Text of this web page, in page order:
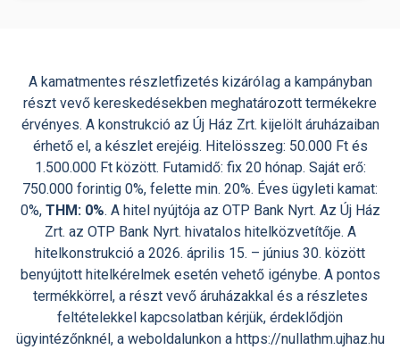
A kamatmentes részletfizetés kizáróIag a kampányban
részt vevő kereskedésekben meghatározott termékekre
érvényes. A konstrukció az Új Ház Zrt. kijelölt áruházaiban
érhető el, a készlet erejéig. Hitelösszeg: 50.000 Ft és
1.500.000 Ft között. Futamidő: fix 20 hónap. Saját erő:
750.000 forintig 0%, felette min. 20%. Éves ügyleti kamat:
0%, THM: 0%. A hitel nyújtója az OTP Bank Nyrt. Az Új Ház
Zrt. az OTP Bank Nyrt. hivatalos hitelközvetítője. A
hitelkonstrukció a 2026. április 15. – június 30. között
benyújtott hitelkérelmek esetén vehető igénybe. A pontos
termékkörrel, a részt vevő áruházakkal és a részletes
feltételekkel kapcsolatban kérjük, érdeklődjön
ügyintézőnknél, a weboldalunkon a https://nullathm.ujhaz.hu